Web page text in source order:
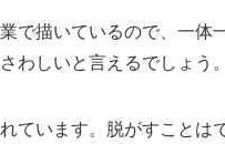
で描いているので、一
わしいと言えるでしょう。
ています。脱がすことは